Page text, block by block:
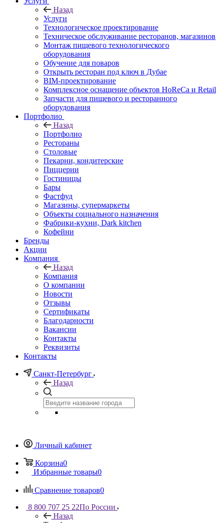
Назад
Услуги
Технологическое проектирование
Техническое обслуживание ресторанов, магазинов
Монтаж пищевого технологического
оборудования
Обучение для поваров
Открыть ресторан под ключ в Дубае
BIM-проектирование
Комплексное оснащение объектов HoReCa и Retail
Запчасти для пищевого и ресторанного
оборудования
Портфолио
Назад
Портфолио
Рестораны
Столовые
Пекарни, кондитерские
Пиццерии
Гостиницы
Бары
Фастфуд
Магазины, супермаркеты
Объекты социального назначения
Фабрики-кухни, Dark kitchen
Кофейни
Бренды
Акции
Компания
Назад
Компания
О компании
Новости
Отзывы
Сертификаты
Благодарности
Вакансии
Контакты
Реквизиты
Контакты
Санкт-Петербург
Назад
Личный кабинет
Корзина0
Избранные товары0
Сравнение товаров0
8 800 707 25 22По России
Назад